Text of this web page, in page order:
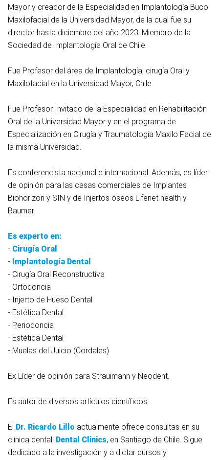
Mayor y creador de la Especialidad en Implantología Buco
Maxilofacial de la Universidad Mayor, de la cual fue su
director hasta diciembre del año 2023. Miembro de la
Sociedad de Implantología Oral de Chile.
Fue Profesor del área de Implantología, cirugía Oral y
Maxilofacial en la Universidad Mayor, Chile.
Fue Profesor Invitado de la Especialidad en Rehabilitación
Oral de la Universidad Mayor y en el programa de
Especialización en Cirugía y Traumatología Maxilo Facial de
la misma Universidad.
Es conferencista nacional e internacional. Además, es líder
de opinión para las casas comerciales de Implantes
Biohorizon y SIN y de Injertos óseos Lifenet health y
Baumer.
Es experto en:
- Cirugía Oral
- Implantología Dental
- Cirugía Oral Reconstructiva
- Ortodoncia
- Injerto de Hueso Dental
- Estética Dental
- Periodoncia
- Estética Dental
- Muelas del Juicio (Cordales)
Ex Líder de opinión para Strauimann y Neodent.
Es autor de diversos artículos científicos
El Dr. Ricardo Lillo actualmente ofrece consultas en su
clínica dental: Dental Clinics, en Santiago de Chile. Sigue
dedicado a la investigación y a dictar cursos y